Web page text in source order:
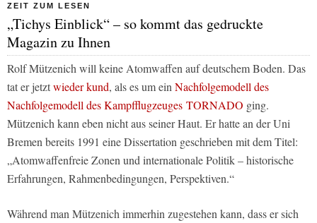
ZEIT ZUM LESEN
„Tichys Einblick“ – so kommt das gedruckte
Magazin zu Ihnen
Rolf Mützenich will keine Atomwaffen auf deutschem Boden. Das
tat er jetztwieder kund, als es um ein Nachfolgemodell des
Nachfolgemodell des Kampfflugzeuges TORNADO ging.
Mützenich kann eben nicht aus seiner Haut. Er hatte an der Uni
Bremen bereits 1991 eine Dissertation geschrieben mit dem Titel:
„Atomwaffenfreie Zonen und internationale Politik – historische
Erfahrungen, Rahmenbedingungen, Perspektiven.“
Während man Mützenich immerhin zugestehen kann, dass er sich